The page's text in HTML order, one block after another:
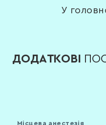
У
ДОДАТКОВІ